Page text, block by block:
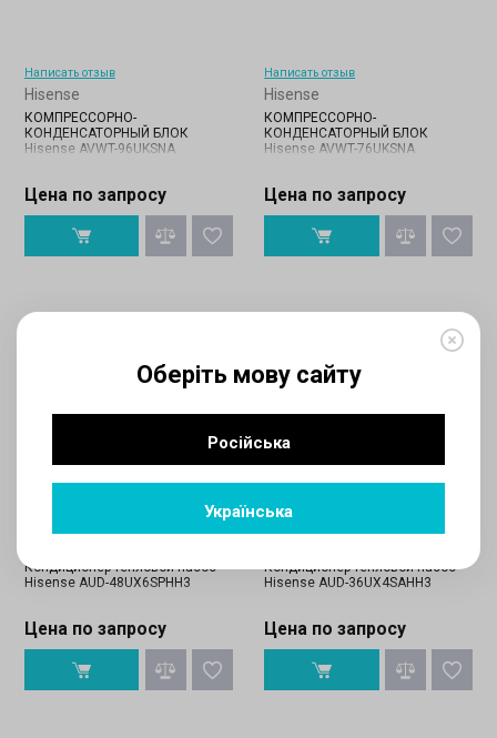
Оберіть мову сайту
Російська
Українська
Написать отзыв
Hisense
КОМПРЕССОРНО-
КОНДЕНСАТОРНЫЙ БЛОК
Hisense AVWT-96UKSNA
Цена по запросу
Написать отзыв
Hisense
КОМПРЕССОРНО-
КОНДЕНСАТОРНЫЙ БЛОК
Hisense AVWT-76UKSNA
Цена по запросу
Кондиционер тепловой-насос
Hisense AUD-48UX6SPHH3
Цена по запросу
Кондиционер тепловой-насос
Hisense AUD-36UX4SAHH3
Цена по запросу